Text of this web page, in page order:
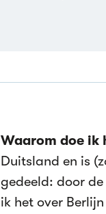
Waarom doe ik
Duitsland en is
gedeeld: door
ik het over